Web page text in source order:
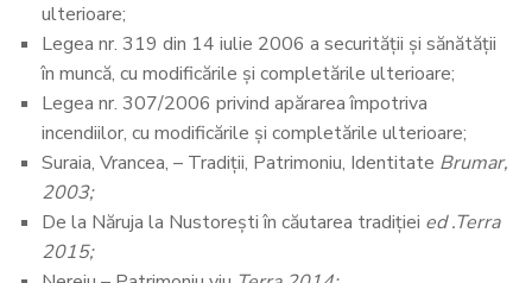
ulterioare;
Legea nr. 319 din 14 iulie 2006 a securităţii şi sănătăţii
în muncă, cu modificările şi completările ulterioare;
Legea nr. 307/2006 privind apărarea împotriva
incendiilor, cu modificările și completările ulterioare;
Suraia, Vrancea, – Tradiții, Patrimoniu, Identitate Brumar,
2003;
De la Năruja la Nustorești în căutarea tradiției ed .Terra
2015;